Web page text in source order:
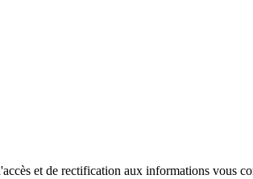
et de rectification aux informations vous